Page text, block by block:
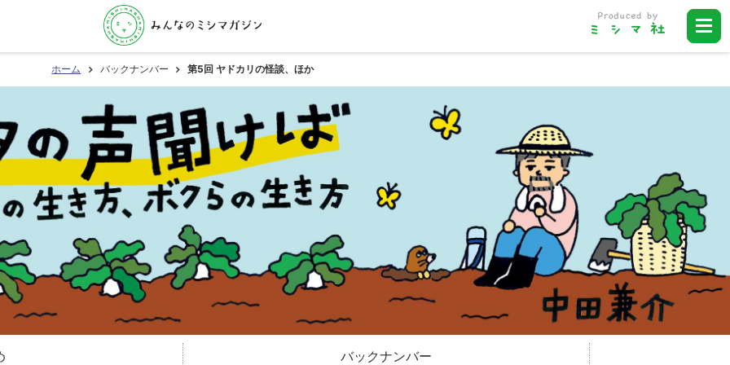
ホーム バックナンバー 第5回 ヤドカリの怪談、ほか
バックナンバー